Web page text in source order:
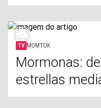
TV MOMTOK
Mormonas:
estrellas